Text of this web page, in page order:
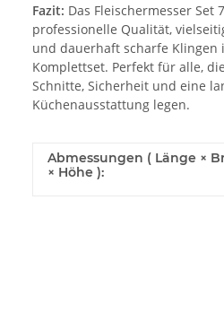
Fazit: Das Fleischermesser
professionelle Qualität,
und dauerhaft scharfe Klingen
Komplettset. Perfekt für alle,
Schnitte, Sicherheit und eine
Küchenausstattung legen.
Abmessungen ( Länge ×
× Höhe ):